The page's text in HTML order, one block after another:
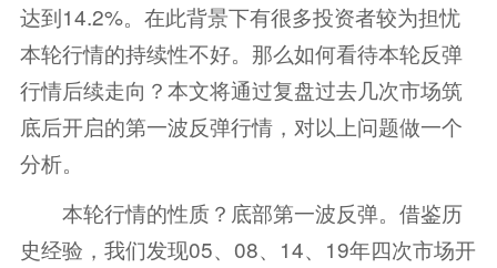
达到14.2%。在此背景下有很多投资者较为担忧
本轮行情的持续性不好。那么如何看待本轮反弹
行情后续走向？本文将通过复盘过去几次市场筑
底后开启的第一波反弹行情，对以上问题做一个
分析。
本轮行情的性质？底部第一波反弹。借鉴历
史经验，我们发现05、08、14、19年四次市场开